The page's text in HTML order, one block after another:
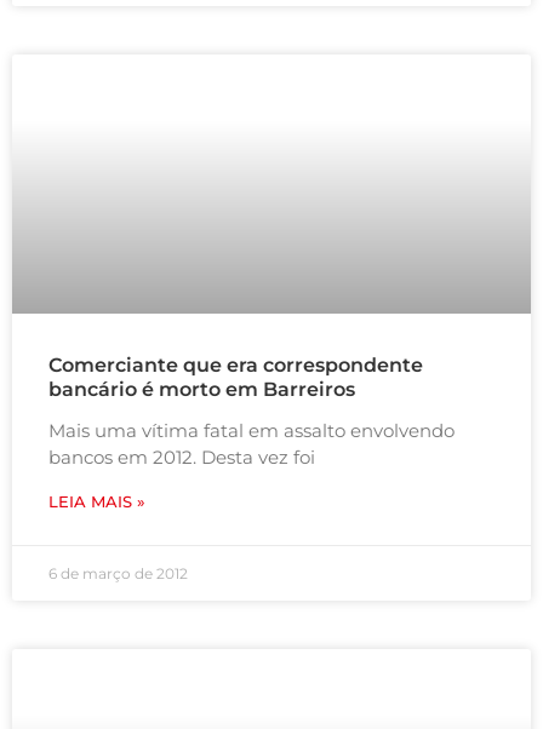
Comerciante que era correspondente
bancário é morto em Barreiros
Mais uma vítima fatal em assalto envolvendo
bancos em 2012. Desta vez foi
LEIA MAIS »
6 de março de 2012